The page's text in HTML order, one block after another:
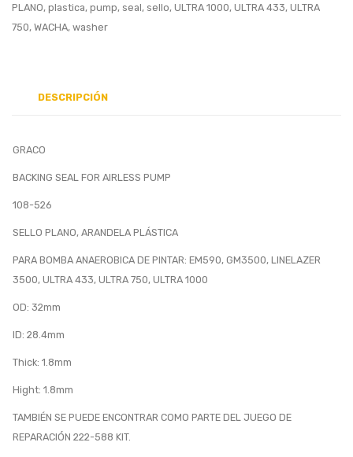
PLANO, plastica, pump, seal, sello, ULTRA 1000, ULTRA 433, ULTRA
750, WACHA, washer
DESCRIPCIÓN
GRACO
BACKING SEAL FOR AIRLESS PUMP
108-526
SELLO PLANO, ARANDELA PLÁSTICA
PARA BOMBA ANAEROBICA DE PINTAR: EM590, GM3500, LINELAZER
3500, ULTRA 433, ULTRA 750, ULTRA 1000
OD: 32mm
ID: 28.4mm
Thick: 1.8mm
Hight: 1.8mm
TAMBIÉN SE PUEDE ENCONTRAR COMO PARTE DEL JUEGO DE
REPARACIÓN 222-588 KIT.